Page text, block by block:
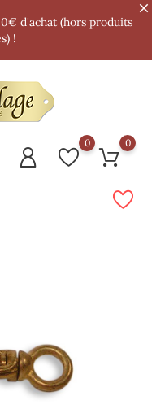
d'achat (hors produits
!
0 0